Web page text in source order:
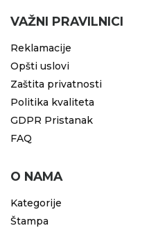
VAŽNI PRAVILNICI
Reklamacije
Opšti uslovi
Zaštita privatnosti
Politika kvaliteta
GDPR Pristanak
FAQ
O NAMA
Kategorije
Štampa